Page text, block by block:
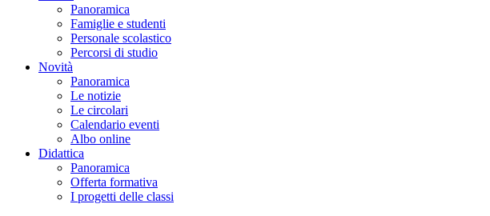
Panoramica
Famiglie e studenti
Personale scolastico
Percorsi di studio
Novità
Panoramica
Le notizie
Le circolari
Calendario eventi
Albo online
Didattica
Panoramica
Offerta formativa
I progetti delle classi